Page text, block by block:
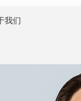
我们